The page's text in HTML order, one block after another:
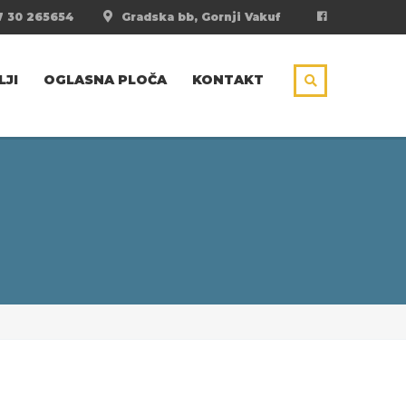
Gradska bb, Gornji Vakuf
30 265654
OGLASNA PLOČA KONTAKT